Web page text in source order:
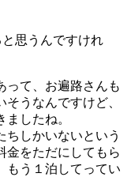
思うんですけれ
って、お遍路さんも
うなんですけど、
したね。
しかいないという
金をただにしてもら
もう１泊してってい